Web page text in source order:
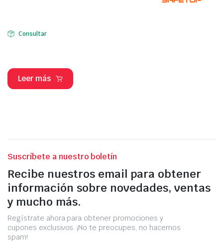
Consultar
Leer más
Suscríbete a nuestro boletín
Recibe nuestros email para obtener
información sobre novedades, ventas
y mucho más.
Regístrate ahora para obtener promociones y
cupones exclusivos. ¡No te preocupes, no hacemos
spam!